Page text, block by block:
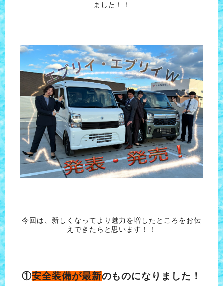
ました！！
今回は、新しくなってより魅力を増したところをお伝
えできたらと思います！！
①安全装備が最新のものになりました！